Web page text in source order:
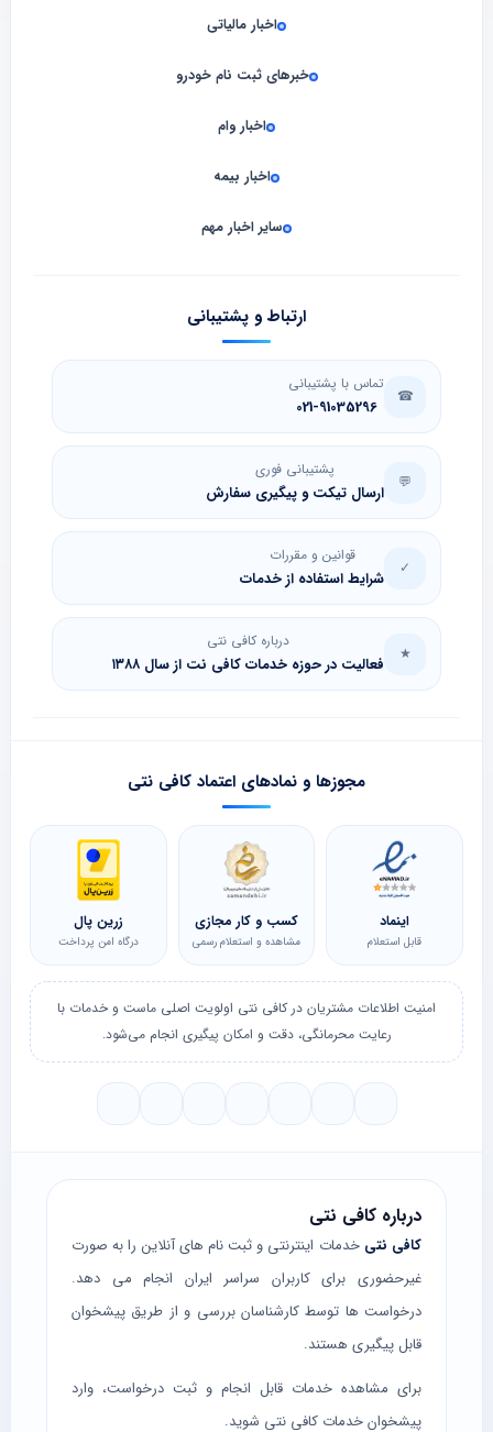
اخبار مالیاتی
خبرهای ثبت نام خودرو
اخبار وام
اخبار بیمه
سایر اخبار مهم
ارتباط و پشتیبانی
☎
تماس با پشتیبانی
021-91035296
💬
پشتیبانی فوری
ارسال تیکت و پیگیری سفارش
✓
قوانین و مقررات
شرایط استفاده از خدمات
★
درباره کافی نتی
فعالیت در حوزه خدمات کافی نت از سال ۱۳۸۸
مجوزها و نمادهای اعتماد کافی نتی
اینماد
قابل استعلام
کسب و کار مجازی
مشاهده و استعلام رسمی
زرین پال
درگاه امن پرداخت
امنیت اطلاعات مشتریان در کافی نتی اولویت اصلی ماست و خدمات با
رعایت محرمانگی، دقت و امکان پیگیری انجام می‌شود.
درباره کافی نتی
کافی نتی خدمات اینترنتی و ثبت نام های آنلاین را به صورت
غیرحضوری برای کاربران سراسر ایران انجام می دهد.
درخواست ها توسط کارشناسان بررسی و از طریق پیشخوان
قابل پیگیری هستند.
برای مشاهده خدمات قابل انجام و ثبت درخواست، وارد
پیشخوان خدمات کافی نتی شوید.